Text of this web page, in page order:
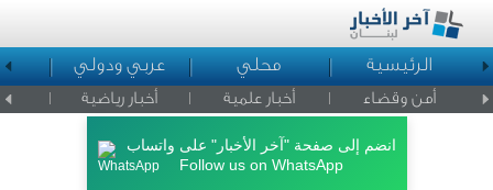
الرئيسية محلي عربي ودولي
أمن وقضاء أخبار علمية أخبار رياضية اخبار
انضم إلى صفحة "آخر الأخبار" على واتساب
Follow us on WhatsApp